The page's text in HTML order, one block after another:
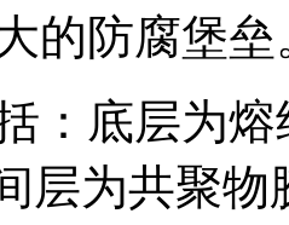
的防腐堡垒
：底层为
层为共聚